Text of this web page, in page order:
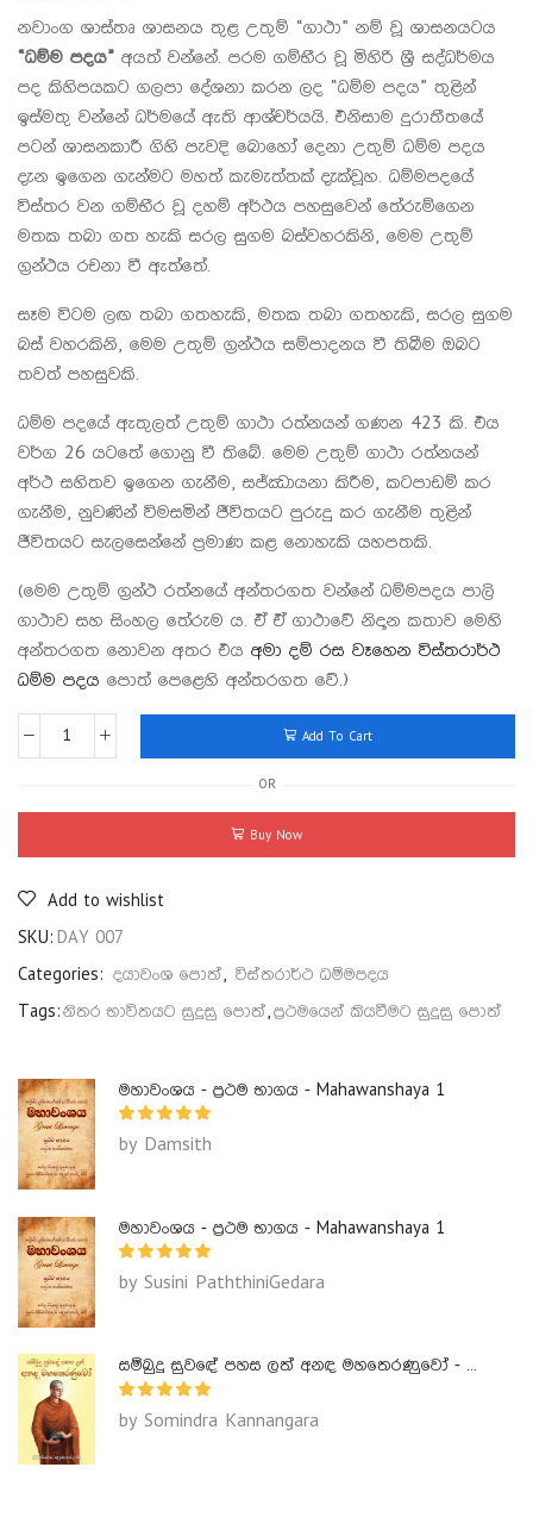
නවාංග ශාස්තෘ ශාසනය තුළ උතුම් “ගාථා” නම් වූ ශාසනයටය
“ධම්ම පදය” අයත් වන්නේ. පරම ගම්භීර වූ මිහිරි ශ්‍රී සද්ධර්මය
පද කිහිපයකට ගලපා දේශනා කරන ලද “ධම්ම පදය” තුළින්
ඉස්මතු වන්නේ ධර්මයේ ඇති ආශ්චර්යයි. එනිසාම දුරාතීතයේ
පටන් ශාසනකාරී ගිහි පැවදි බොහෝ දෙනා උතුම් ධම්ම පදය
දැන ඉගෙන ගැන්මට මහත් කැමැත්තක් දැක්වූහ. ධම්මපදයේ
විස්තර වන ගම්භීර වූ දහම් අර්ථය පහසුවෙන් තේරුම්ගෙන
මතක තබා ගත හැකි සරල සුගම බස්වහරකිනි, මෙම උතුම්
ග්‍රන්ථය රචනා වී ඇත්තේ.
සෑම විටම ලඟ තබා ගතහැකි, මතක තබා ගතහැකි, සරල සුගම
බස් වහරකිනි, මෙම උතුම් ග්‍රන්ථය සම්පාදනය වී තිබීම ඔබට
තවත් පහසුවකි.
ධම්ම පදයේ ඇතුලත් උතුම් ගාථා රත්නයන් ගණන 423 කි. එය
වර්ග 26 යටතේ ගොනු වී තිබේ. මෙම උතුම් ගාථා රත්නයන්
අර්ථ සහිතව ඉගෙන ගැනීම, සජ්ඣායනා කිරීම, කටපාඩම් කර
ගැනීම, නුවණින් විමසමින් ජීවිතයට පුරුදු කර ගැනීම තුළින්
ජීවිතයට සැලසෙන්නේ ප්‍රමාණ කළ නොහැකි යහපතකි.
(මෙම උතුම් ග්‍රන්ථ රත්නයේ අන්තරගත වන්නේ ධම්මපදය පාලි
ගාථාව සහ සිංහල තේරුම ය. ඒ ඒ ගාථාවේ නිදාන කතාව මෙහි
අන්තරගත නොවන අතර එය අමා දම් රස වෑහෙන විස්තරාර්ථ
ධම්ම පදය පොත් පෙළෙහි අන්තරගත වේ.)
Add To Cart
OR
Buy Now
Add to wishlist
SKU: DAY 007
Categories: දයාවංශ පොත්, විස්තරාර්ථ ධම්මපදය
Tags:නිතර භාවිතයට සුදුසු පොත්,ප්‍රථමයෙන් කියවීමට සුදුසු පොත්
මහාවංශය - ප්‍රථම භාගය - Mahawanshaya 1
by Damsith
මහාවංශය - ප්‍රථම භාගය - Mahawanshaya 1
by Susini PaththiniGedara
සම්බුදු සුවඳේ පහස ලත් අනඳ මහතෙරණුවෝ - Ananda Maha Theranuwo
by Somindra Kannangara